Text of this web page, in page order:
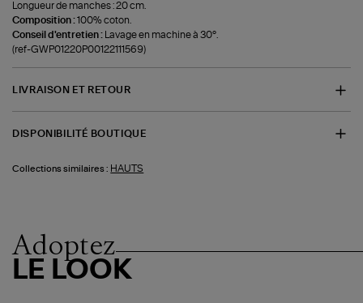
Longueur de manches : 20 cm.
Composition :100% coton.
Conseil d'entretien : Lavage en machine à 30°.
(ref-GWP01220P00122111569)
LIVRAISON ET RETOUR
DISPONIBILITÉ BOUTIQUE
Collections similaires : HAUTS
Adoptez
LE LOOK